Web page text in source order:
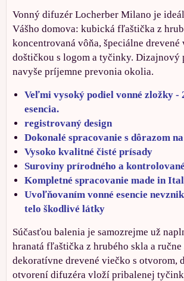
Vonný difuzér Locherber Milano je
Vášho domova: kubická fľaštička z
koncentrovaná vôňa, špeciálne
doštičkou s logom a tyčinky. Dizajnový
navyše príjemne prevonia okolia.
Veľmi vysoký podiel vonné zložky -
esencia.
registrovaný design
Dokonalé spracovanie s dôrazom
Vysoko kvalitné čisté prísady
Suroviny prírodného a
Kompletné spracovanie made in
Uvoľňovaním vonné esencie
telo škodlivé látky
Súčasťou balenia je samozrejme už
hranatá fľaštička z hrubého skla a ručne
dekoratívne drevené viečko s otvorom,
otvorení difuzéra vloží pribalenej